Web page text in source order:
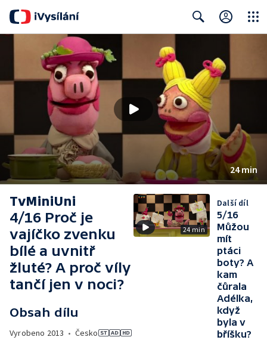
24 min
TvMiniUni
4/16 Proč je
vajíčko zvenku
bílé a uvnitř
žluté? A proč víly
tančí jen v noci?
Obsah dílu
Vyrobeno 2013 • Česko
24 min
Další díl
5/16
Můžou
mít
ptáci
boty? A
kam
čůrala
Adélka,
když
byla v
bříšku?